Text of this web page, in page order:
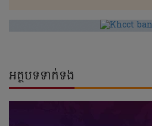
អត្ថបទទាក់ទង